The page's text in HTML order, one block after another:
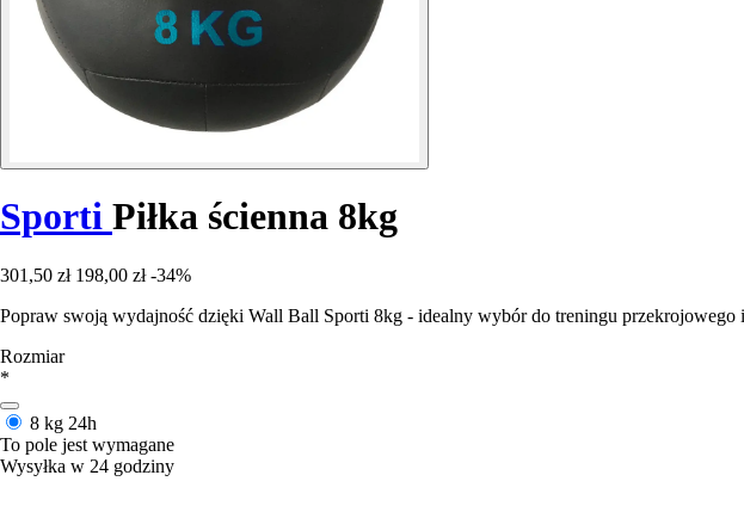
Sporti Piłka ścienna 8kg
301,50 zł 198,00 zł -34%
Popraw swoją wydajność dzięki Wall Ball Sporti 8kg - idealny wybór do treningu przekrojowego
Rozmiar
*
8 kg 24h
To pole jest wymagane
Wysyłka w 24 godziny